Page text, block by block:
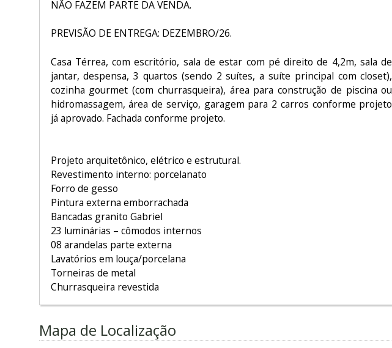
NÃO FAZEM PARTE DA VENDA.
PREVISÃO DE ENTREGA: DEZEMBRO/26.
Casa Térrea, com escritório, sala de estar com pé direito de 4,2m, sala de
jantar, despensa, 3 quartos (sendo 2 suítes, a suíte principal com closet),
cozinha gourmet (com churrasqueira), área para construção de piscina ou
hidromassagem, área de serviço, garagem para 2 carros conforme projeto
já aprovado. Fachada conforme projeto.
Projeto arquitetônico, elétrico e estrutural.
Revestimento interno: porcelanato
Forro de gesso
Pintura externa emborrachada
Bancadas granito Gabriel
23 luminárias – cômodos internos
08 arandelas parte externa
Lavatórios em louça/porcelana
Torneiras de metal
Churrasqueira revestida
Mapa de Localização